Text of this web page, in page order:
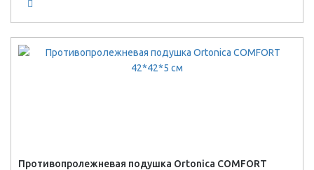
Противопролежневая подушка Ortonica COMFORT